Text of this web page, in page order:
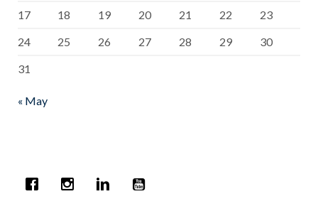
17
18 19 20 21 22
23
24
25 26 27 28 29
30
31
« May